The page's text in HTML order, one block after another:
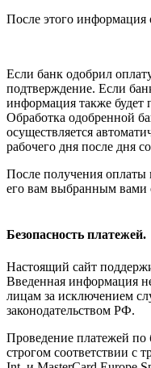
После этого информация
Если банк одобрил
подтверждение. Если
информация также будет
Обработка одобренной
осуществляется
рабочего дня после дня
После получения
его вам выбранным вами
Безопасность платежей.
Настоящий сайт
Введенная информация
лицам за исключением
законодательством РФ.
Проведение платежей по
строгом соответствии с